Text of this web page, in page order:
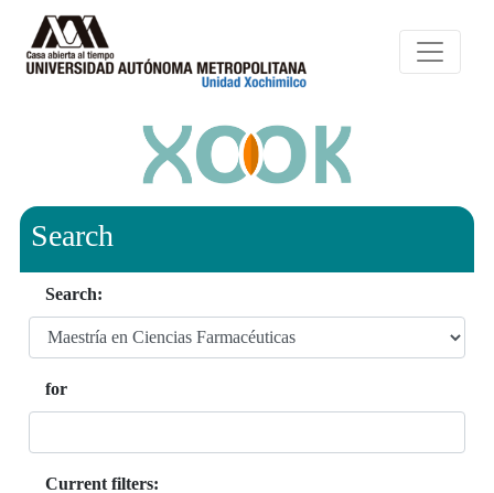
Search
Search:
for
Current filters: